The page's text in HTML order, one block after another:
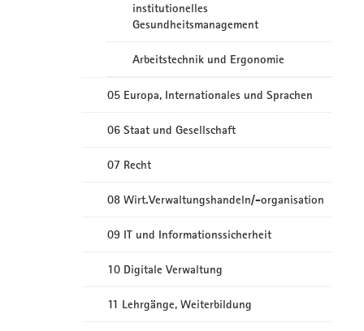
institutionelles
Gesundheitsmanagement
Arbeitstechnik und Ergonomie
05 Europa, Internationales und Sprachen
06 Staat und Gesellschaft
07 Recht
08 Wirt.Verwaltungshandeln/-organisation
09 IT und Informationssicherheit
10 Digitale Verwaltung
11 Lehrgänge, Weiterbildung